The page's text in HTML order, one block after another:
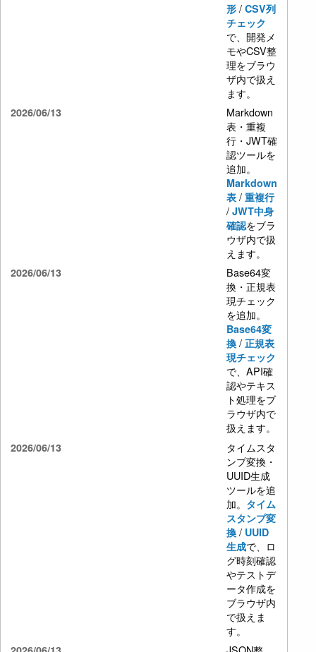
形 /CSV列
チェック
で、開発メ
モやCSV整
理をブラウ
ザ内で扱え
ます。
2026/06/13
Markdown
表・重複
行・JWT確
認ツールを
追加。
Markdown
表 /重複行
/JWT中身
確認をブラ
ウザ内で扱
えます。
2026/06/13
Base64変
換・正規表
現チェック
を追加。
Base64変
換 /正規表
現チェック
で、API確
認やテキス
ト処理をブ
ラウザ内で
扱えます。
2026/06/13
タイムスタ
ンプ変換・
UUID生成
ツールを追
加。 タイム
スタンプ変
換 / UUID
生成で、ロ
グ時刻確認
やテストデ
ータ作成を
ブラウザ内
で扱えま
す。